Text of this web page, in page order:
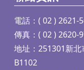
電話：( 02 ) 2621-
傳真：( 02 ) 2620-
地址：251301新
B1102